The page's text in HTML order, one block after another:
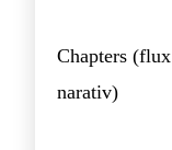
Chapters (flux
narativ)